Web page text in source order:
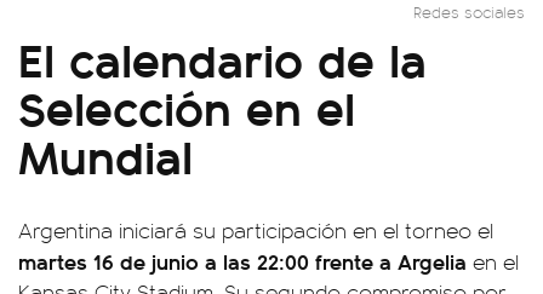
Redes sociales
El calendario de la
Selección en el
Mundial
Argentina iniciará su participación en el torneo el
martes 16 de junio a las 22:00 frente a Argelia en el